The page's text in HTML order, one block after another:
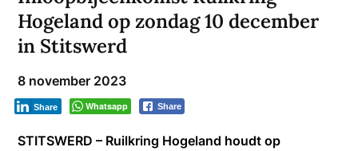
Hogeland op zondag 10 december
in Stitswerd
8 november 2023
Whatsapp Share
Share
STITSWERD – Ruilkring Hogeland houdt op